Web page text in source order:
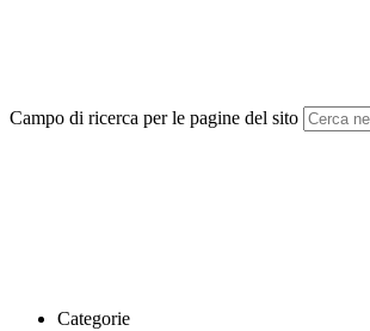
Campo di ricerca per le pagine del sito
Categorie